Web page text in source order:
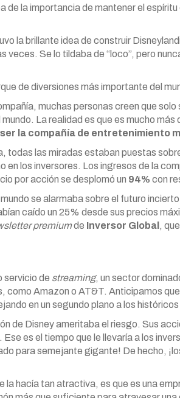
de la importancia de mantener el
la brillante idea de construir
veces. Se lo tildaba de “loco”, pero
de diversiones más importante del
muchas personas creen que
La realidad es que es mucho más
la compañía de entretenimiento
todas las miradas estaban puestas
en los inversores. Los ingresos de la
por acción se desplomó un 94% con
se alarmaba sobre el futuro
caído un 25% desde sus precios
premiumde Inversor Global ,
servicio de streaming, un sector
como Amazon o AT&T. Anticipamos
en un segundo plano a los
de Disney ameritaba el riesgo. Sus
es el tiempo que le llevaría a los
para semejante gigante! De hecho,
la hacía tan atractiva, es que es una